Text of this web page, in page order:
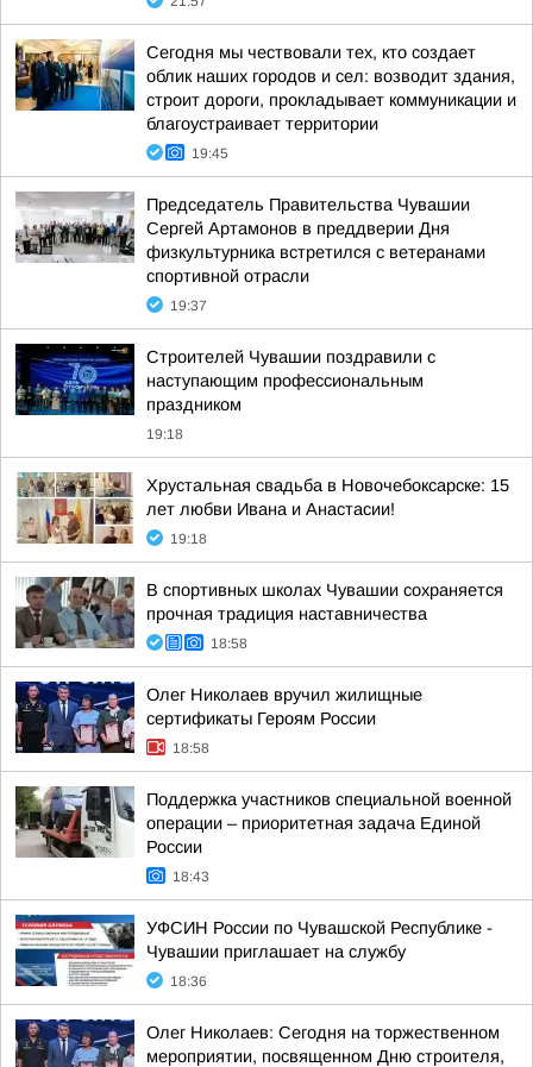
Сегодня мы чествовали тех, кто создает
облик наших городов и сел: возводит здания,
строит дороги, прокладывает коммуникации и
благоустраивает территории
19:45
Председатель Правительства Чувашии
Сергей Артамонов в преддверии Дня
физкультурника встретился с ветеранами
спортивной отрасли
19:37
Строителей Чувашии поздравили с
наступающим профессиональным
праздником
19:18
Хрустальная свадьба в Новочебоксарске: 15
лет любви Ивана и Анастасии!
19:18
В спортивных школах Чувашии сохраняется
прочная традиция наставничества
18:58
Олег Николаев вручил жилищные
сертификаты Героям России
18:58
Поддержка участников специальной военной
операции – приоритетная задача Единой
России
18:43
УФСИН России по Чувашской Республике -
Чувашии приглашает на службу
18:36
Олег Николаев: Сегодня на торжественном
мероприятии, посвященном Дню строителя,